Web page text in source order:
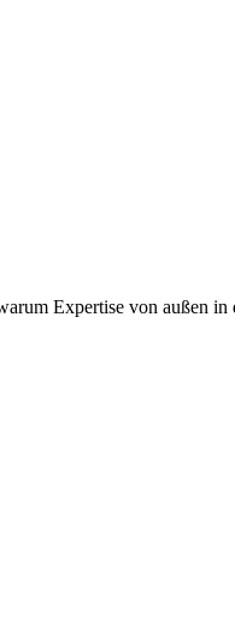
Expertise von außen in